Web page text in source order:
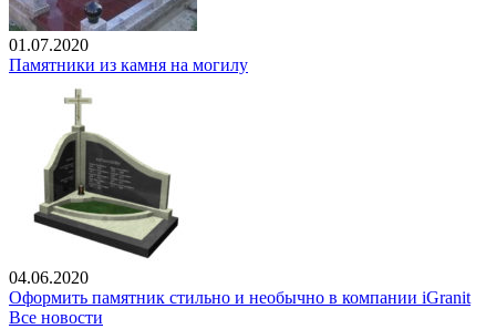
01.07.2020
Памятники из камня на могилу
04.06.2020
Оформить памятник стильно и необычно в компании iGranit
Все новости